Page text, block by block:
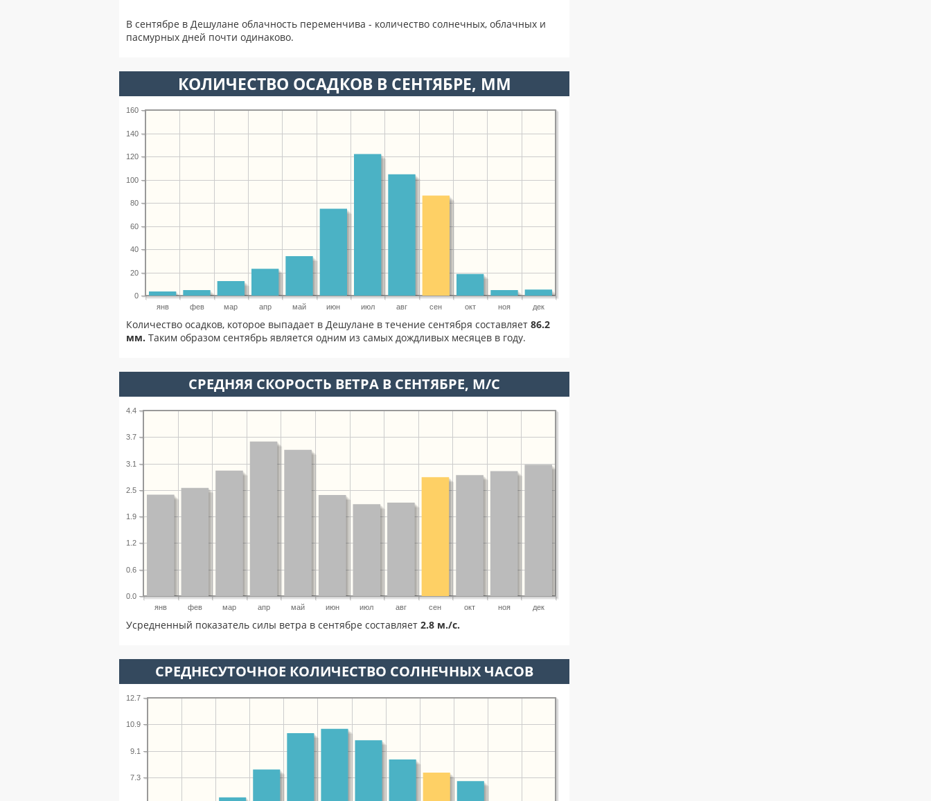
В сентябре в Дешулане облачность переменчива - количество солнечных, облачных и
пасмурных дней почти одинаково.
КОЛИЧЕСТВО ОСАДКОВ В СЕНТЯБРЕ, ММ
янв фев мар апр май июн июл авг сен окт ноя дек
0
20
40
60
80
100
120
140
160
Количество осадков, которое выпадает в Дешулане в течение сентября составляет 86.2
мм. Таким образом сентябрь является одним из самых дождливых месяцев в году.
СРЕДНЯЯ СКОРОСТЬ ВЕТРА В СЕНТЯБРЕ, М/С
янв фев мар апр май июн июл авг сен окт ноя дек
0.0
0.6
1.2
1.9
2.5
3.1
3.7
4.4
Усредненный показатель силы ветра в сентябре составляет 2.8 м./с.
СРЕДНЕСУТОЧНОЕ КОЛИЧЕСТВО СОЛНЕЧНЫХ ЧАСОВ
7.3
9.1
10.9
12.7